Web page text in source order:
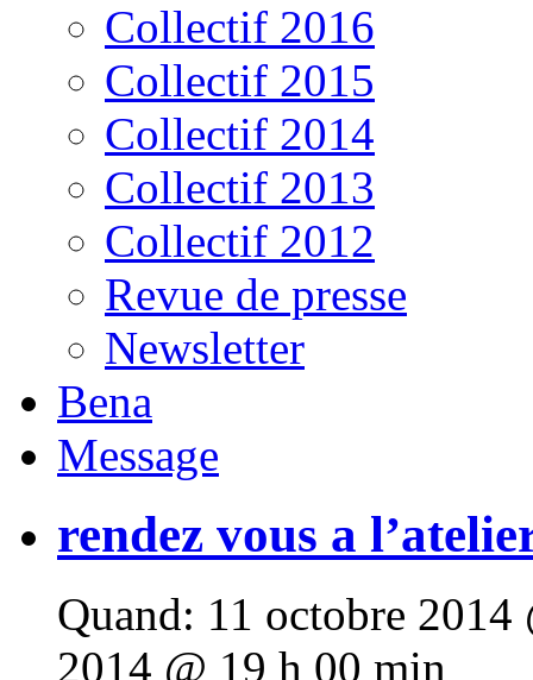
Collectif 2016
Collectif 2015
Collectif 2014
Collectif 2013
Collectif 2012
Revue de presse
Newsletter
Bena
Message
rendez vous a
Quand: 11 octobre
2014 @ 19 h 00 min